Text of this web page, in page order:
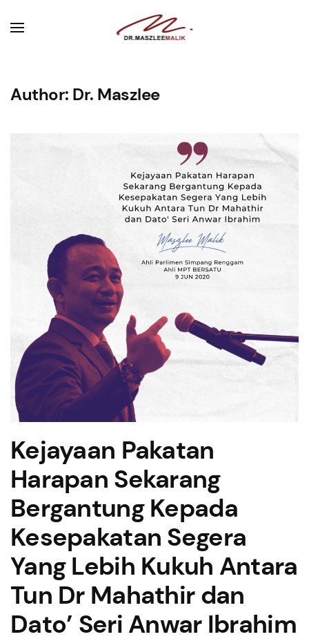
Author: Dr. Maszlee
Kejayaan Pakatan
Harapan Sekarang
Bergantung Kepada
Kesepakatan Segera
Yang Lebih Kukuh Antara
Tun Dr Mahathir dan
Dato’ Seri Anwar Ibrahim